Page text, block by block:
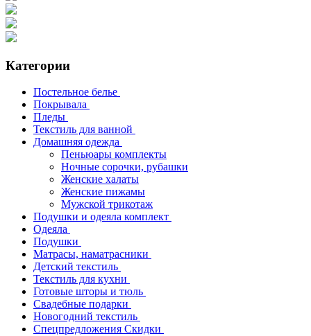
Категории
Постельное белье
Покрывала
Пледы
Текстиль для ванной
Домашняя одежда
Пеньюары комплекты
Ночные сорочки, рубашки
Женские халаты
Женские пижамы
Мужской трикотаж
Подушки и одеяла комплект
Одеяла
Подушки
Матрасы, наматрасники
Детский текстиль
Текстиль для кухни
Готовые шторы и тюль
Свадебные подарки
Новогодний текстиль
Спецпредложения Скидки